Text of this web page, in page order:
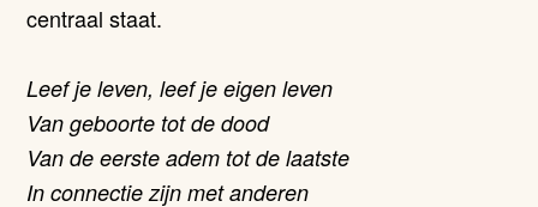
centraal staat.
Leef je leven, leef je eigen leven
Van geboorte tot de dood
Van de eerste adem tot de laatste
In connectie zijn met anderen